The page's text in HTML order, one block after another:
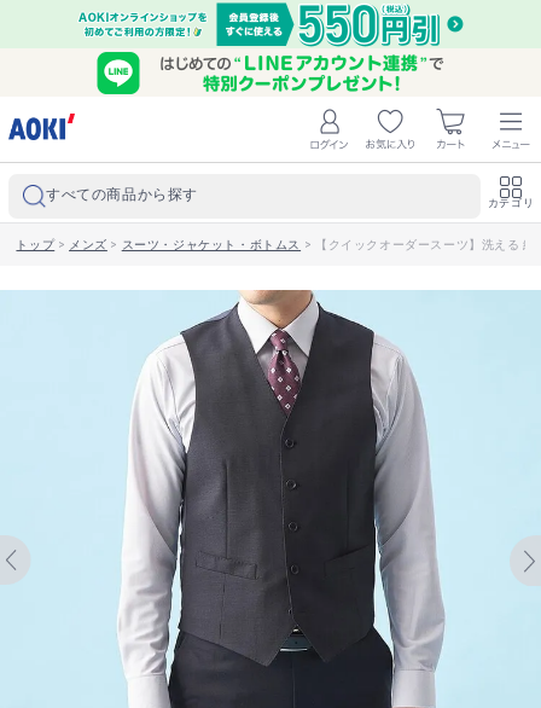
すべての商品から探す カテゴリ
トップ> メンズ > スーツ・ジャケット・ボトムス > 【クイックオーダースーツ】洗える